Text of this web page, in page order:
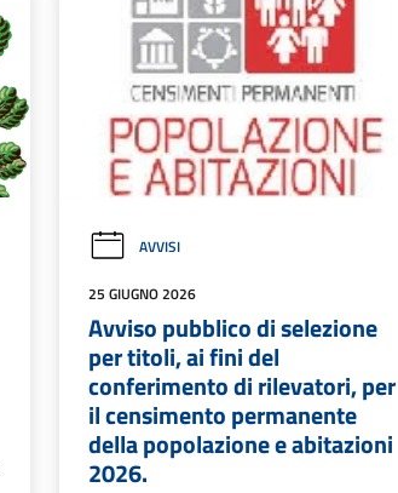
AVVISI
25 GIUGNO 2026
Avviso pubblico di selezione
per titoli, ai fini del
conferimento di rilevatori, per
il censimento permanente
della popolazione e abitazioni
2026.